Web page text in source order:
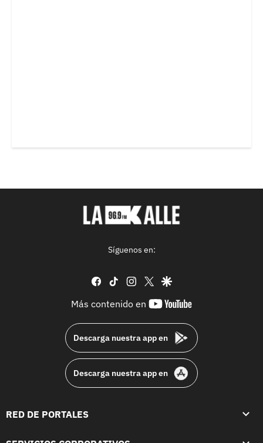
Síguenos en:
facebook
tiktok instagram
twittergoogle
Más contenido en
youtube-
Descarga nuestra app en
Descarga nuestra app en
RED DE PORTALES